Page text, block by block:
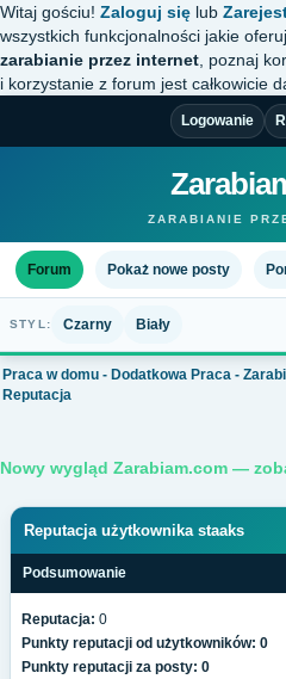
Witaj gościu! Zaloguj się lub
wszystkich funkcjonalności jakie
zarabianie przez internet , poznaj
i korzystanie z forum jest całkowicie
Logowanie
ZARABIANIE
Forum Pokaż nowe posty
STYL: Czarny Biały
Praca w domu - Dodatkowa Praca -
Reputacja
Nowy wygląd Zarabiam.com —
Reputacja użytkownika staaks
Podsumowanie
Reputacja: 0
Punkty reputacji od użytkowników: 0
Punkty reputacji za posty: 0